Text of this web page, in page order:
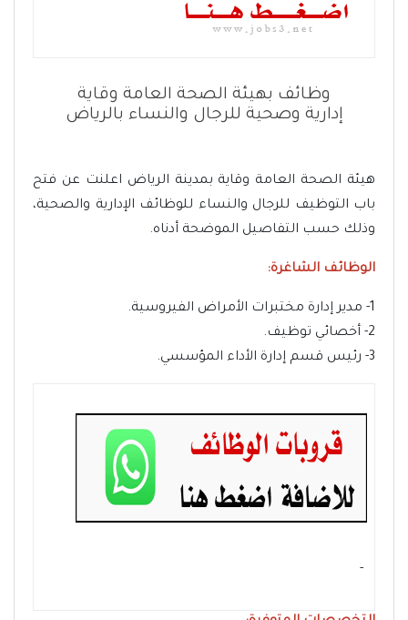
وظائف بهيئة الصحة العامة وقاية
إدارية وصحية للرجال والنساء بالرياض
هيئة الصحة العامة وقاية بمدينة الرياض اعلنت عن فتح
باب التوظيف للرجال والنساء للوظائف الإدارية والصحية،
وذلك حسب التفاصيل الموضحة أدناه.
الوظائف الشاغرة:
1- مدير إدارة مختبرات الأمراض الفيروسية.
2- أخصائي توظيف.
3- رئيس قسم إدارة الأداء المؤسسي.
- ‏